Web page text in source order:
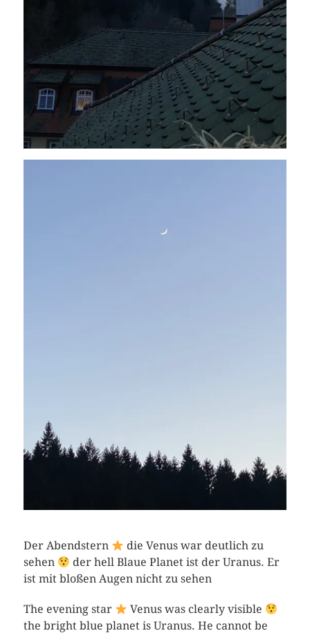
Der Abendstern
die Venus war deutlich zu
sehen
der hell Blaue Planet ist der Uranus. Er
ist mit bloßen Augen nicht zu sehen
The evening star
Venus was clearly visible
the bright blue planet is Uranus. He cannot be